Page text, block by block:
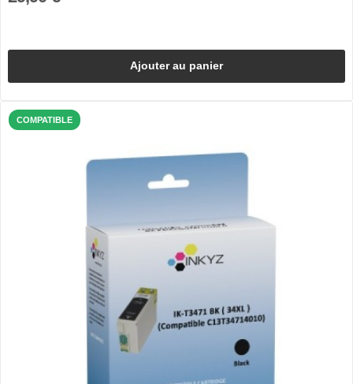
Ajouter au panier
COMPATIBLE